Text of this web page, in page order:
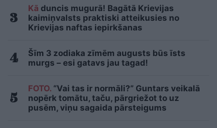
Kā duncis mugurā! Bagātā Krievijas
kaimiņvalsts praktiski atteikusies no
Krievijas naftas iepirkšanas
Šīm 3 zodiaka zīmēm augusts būs īsts
murgs – esi gatavs jau tagad!
FOTO. “Vai tas ir normāli?” Guntars veikalā
nopērk tomātu, taču, pārgriežot to uz
pusēm, viņu sagaida pārsteigums